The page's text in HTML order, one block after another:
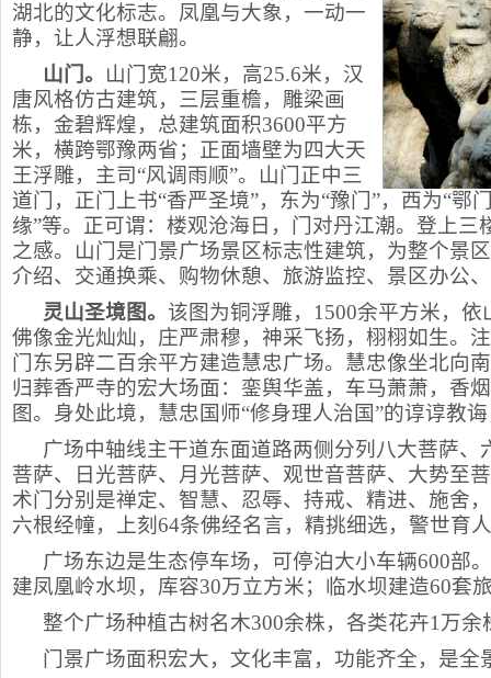
湖北的文化标志。凤凰与大象，一动一
静，让人浮想联翩。
山门。 山门宽120米，高25.6米，汉
唐风格仿古建筑，三层重檐，雕梁画
栋，金碧辉煌，总建筑面积3600平方
米，横跨鄂豫两省；正面墙壁为四大天
王浮雕，主司“风调雨顺”。山门正中三
道门，正门上书“香严圣境”，东为“豫门”，西为“鄂
缘”等。正可谓：楼观沧海日，门对丹江潮。登上
之感。山门是门景广场景区标志性建筑，为整个景
介绍、交通换乘、购物休憩、旅游监控、景区办公
灵山圣境图。 该图为铜浮雕，1500余平方米，
佛像金光灿灿，庄严肃穆，神采飞扬，栩栩如生。
门东另辟二百余平方建造慧忠广场。慧忠像坐北向
归葬香严寺的宏大场面：銮舆华盖，车马萧萧，香
图。身处此境，慧忠国师“修身理人治国”的谆谆教
广场中轴线主干道东面道路两侧分列八大菩萨
菩萨、日光菩萨、月光菩萨、观世音菩萨、大势至
术门分别是禅定、智慧、忍辱、持戒、精进、施舍
六根经幢，上刻64条佛经名言，精挑细选，警世育
广场东边是生态停车场，可停泊大小车辆600部
建凤凰岭水坝，库容30万立方米；临水坝建造60套
整个广场种植古树名木300余株，各类花卉1万
门景广场面积宏大，文化丰富，功能齐全，是全